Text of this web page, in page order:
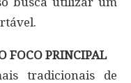
FOCO PRINCIPAL
tradicionais de